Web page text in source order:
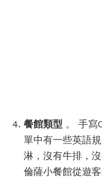
餐館類型 。 手寫
單中有一些英語
淋，沒有牛排，
倫薩小餐館從遊